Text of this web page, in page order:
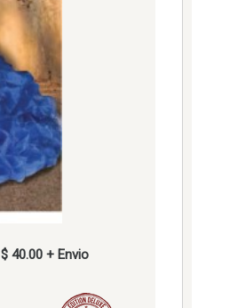
$ 40.00 + Envio